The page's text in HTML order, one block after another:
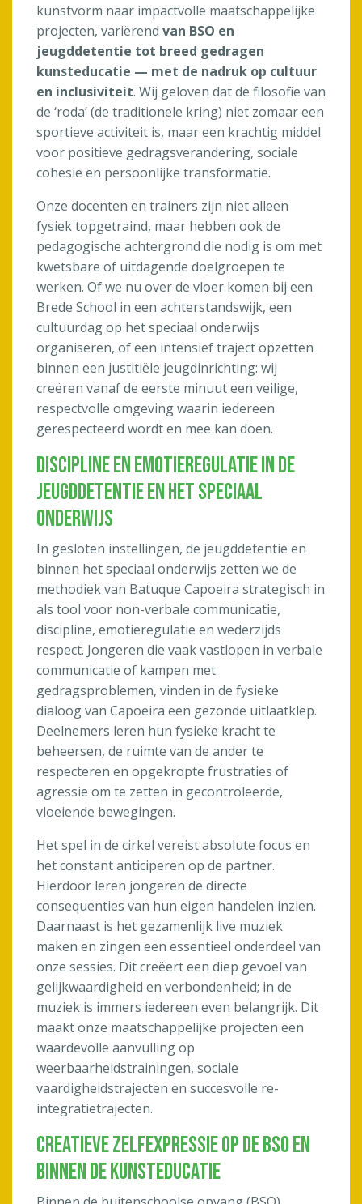
kunstvorm naar impactvolle maatschappelijke
projecten, variërend van BSO en
jeugddetentie tot breed gedragen
kunsteducatie — met de nadruk op cultuur
en inclusiviteit. Wij geloven dat de filosofie van
de ‘roda’ (de traditionele kring) niet zomaar een
sportieve activiteit is, maar een krachtig middel
voor positieve gedragsverandering, sociale
cohesie en persoonlijke transformatie.
Onze docenten en trainers zijn niet alleen
fysiek topgetraind, maar hebben ook de
pedagogische achtergrond die nodig is om met
kwetsbare of uitdagende doelgroepen te
werken. Of we nu over de vloer komen bij een
Brede School in een achterstandswijk, een
cultuurdag op het speciaal onderwijs
organiseren, of een intensief traject opzetten
binnen een justitiële jeugdinrichting: wij
creëren vanaf de eerste minuut een veilige,
respectvolle omgeving waarin iedereen
gerespecteerd wordt en mee kan doen.
Discipline en Emotieregulatie in de
Jeugddetentie en het Speciaal
Onderwijs
In gesloten instellingen, de jeugddetentie en
binnen het speciaal onderwijs zetten we de
methodiek van Batuque Capoeira strategisch in
als tool voor non-verbale communicatie,
discipline, emotieregulatie en wederzijds
respect. Jongeren die vaak vastlopen in verbale
communicatie of kampen met
gedragsproblemen, vinden in de fysieke
dialoog van Capoeira een gezonde uitlaatklep.
Deelnemers leren hun fysieke kracht te
beheersen, de ruimte van de ander te
respecteren en opgekropte frustraties of
agressie om te zetten in gecontroleerde,
vloeiende bewegingen.
Het spel in de cirkel vereist absolute focus en
het constant anticiperen op de partner.
Hierdoor leren jongeren de directe
consequenties van hun eigen handelen inzien.
Daarnaast is het gezamenlijk live muziek
maken en zingen een essentieel onderdeel van
onze sessies. Dit creëert een diep gevoel van
gelijkwaardigheid en verbondenheid; in de
muziek is immers iedereen even belangrijk. Dit
maakt onze maatschappelijke projecten een
waardevolle aanvulling op
weerbaarheidstrainingen, sociale
vaardigheidstrajecten en succesvolle re-
integratietrajecten.
Creatieve Zelfexpressie op de BSO en
binnen de Kunsteducatie